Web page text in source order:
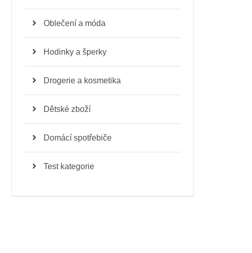
Oblečení a móda
Hodinky a šperky
Drogerie a kosmetika
Dětské zboží
Domácí spotřebiče
Test kategorie